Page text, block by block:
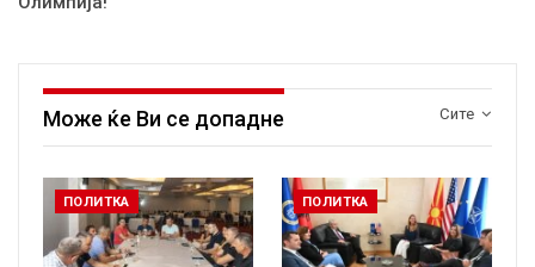
Сите
Може ќе Ви се допадне
ПОЛИТКА ПОЛИТКА